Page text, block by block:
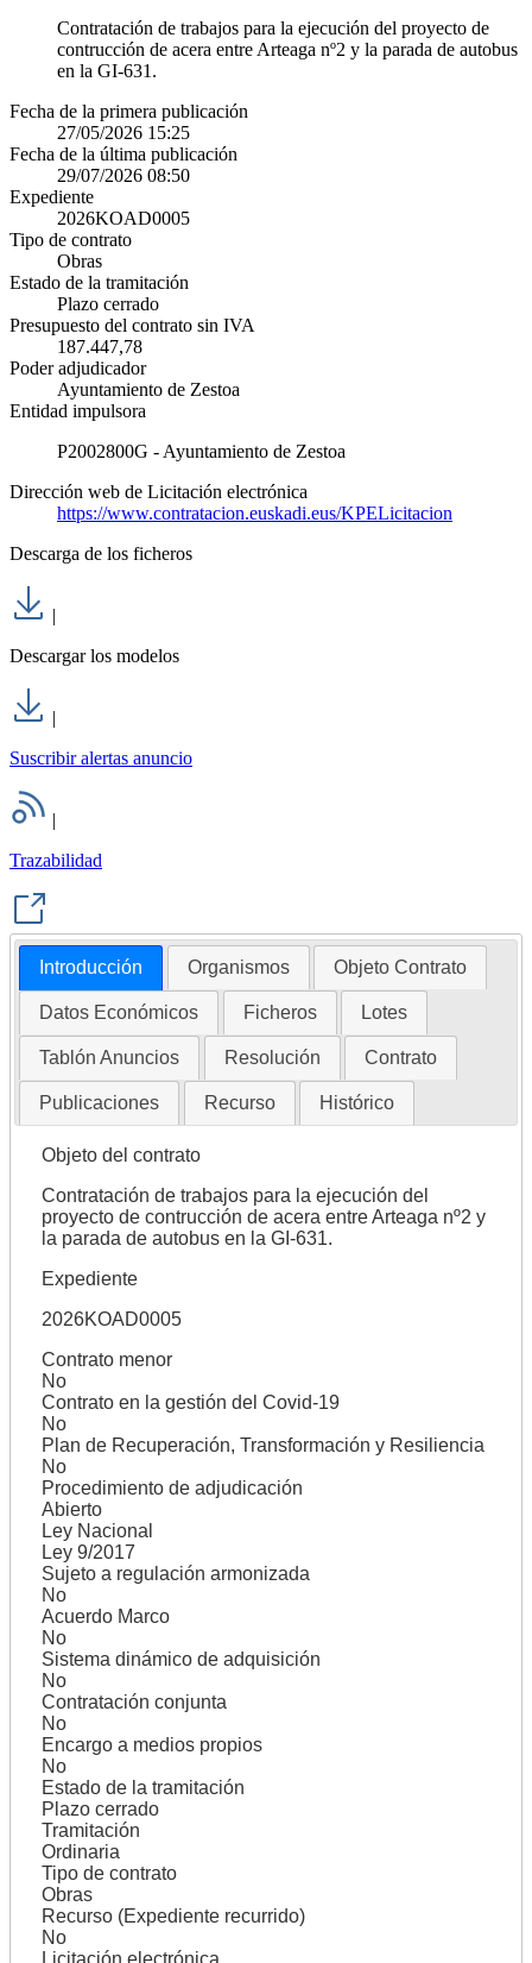
Contratación de trabajos para la ejecución del proyecto de
contrucción de acera entre Arteaga nº2 y la parada de autobus
en la GI-631.
Fecha de la primera publicación
27/05/2026 15:25
Fecha de la última publicación
29/07/2026 08:50
Expediente
2026KOAD0005
Tipo de contrato
Obras
Estado de la tramitación
Plazo cerrado
Presupuesto del contrato sin IVA
187.447,78
Poder adjudicador
Ayuntamiento de Zestoa
Entidad impulsora
P2002800G - Ayuntamiento de Zestoa
Dirección web de Licitación electrónica
https://www.contratacion.euskadi.eus/KPELicitacion
Descarga de los ficheros
|
Descargar los modelos
|
Suscribir alertas anuncio
|
Trazabilidad
Introducción Organismos Objeto Contrato
Datos Económicos Ficheros Lotes
Tablón Anuncios Resolución Contrato
Publicaciones Recurso Histórico
Objeto del contrato
Contratación de trabajos para la ejecución del
proyecto de contrucción de acera entre Arteaga nº2 y
la parada de autobus en la GI-631.
Expediente
2026KOAD0005
Contrato menor
No
Contrato en la gestión del Covid-19
No
Plan de Recuperación, Transformación y Resiliencia
No
Procedimiento de adjudicación
Abierto
Ley Nacional
Ley 9/2017
Sujeto a regulación armonizada
No
Acuerdo Marco
No
Sistema dinámico de adquisición
No
Contratación conjunta
No
Encargo a medios propios
No
Estado de la tramitación
Plazo cerrado
Tramitación
Ordinaria
Tipo de contrato
Obras
Recurso (Expediente recurrido)
No
Licitación electrónica